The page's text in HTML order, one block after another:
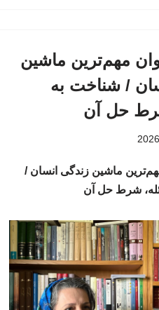
مهم‌ترین ماشین
/ شناخت به
حل آن
ماشین زندگی انسان /
شرط حل آن